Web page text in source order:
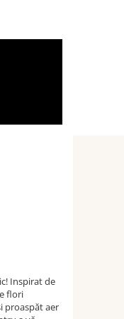
Inspirat de
flori
proaspăt aer